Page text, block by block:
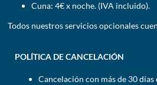
Cuna: 4€ x noche. (IVA incluido).
Todos nuestros servicios opcionales
POLÍTICA DE CANCELACIÓN
Cancelación con más de 30